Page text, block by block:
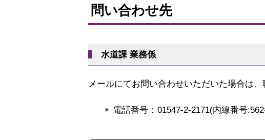
ッ
プ
る
問い合わせ先
水道課 業務係
メールにてお問い合わせいただいた場合は
電話番号 01547-2-2171(内線番号